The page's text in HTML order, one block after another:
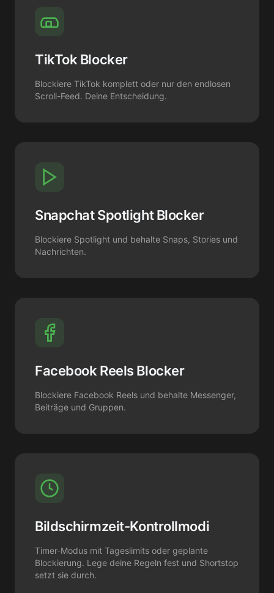
TikTok Blocker
Blockiere TikTok komplett oder nur den endlosen
Scroll-Feed. Deine Entscheidung.
Snapchat Spotlight Blocker
Blockiere Spotlight und behalte Snaps, Stories und
Nachrichten.
Facebook Reels Blocker
Blockiere Facebook Reels und behalte Messenger,
Beiträge und Gruppen.
Bildschirmzeit-Kontrollmodi
Timer-Modus mit Tageslimits oder geplante
Blockierung. Lege deine Regeln fest und Shortstop
setzt sie durch.